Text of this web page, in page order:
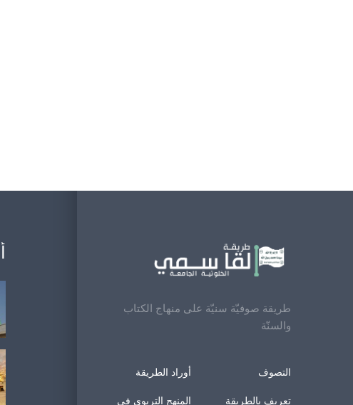
طريقة صوفيّة سنيّة على منهاج الكتاب
والسنّة
التصوف
تعريف بالطريقة
أوراد الطريقة
المنهج التربوي في